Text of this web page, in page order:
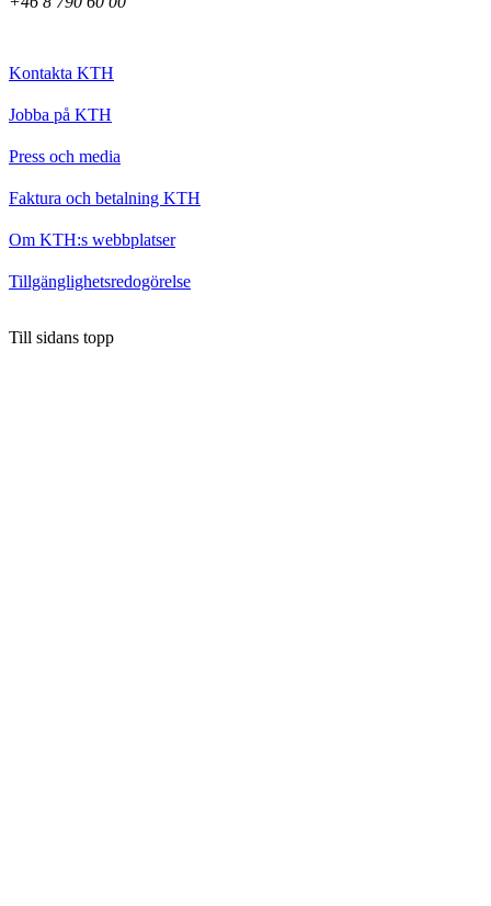
Kontakta KTH
Jobba på KTH
Press och media
Faktura och betalning KTH
Om KTH:s webbplatser
Tillgänglighetsredogörelse
Till sidans topp